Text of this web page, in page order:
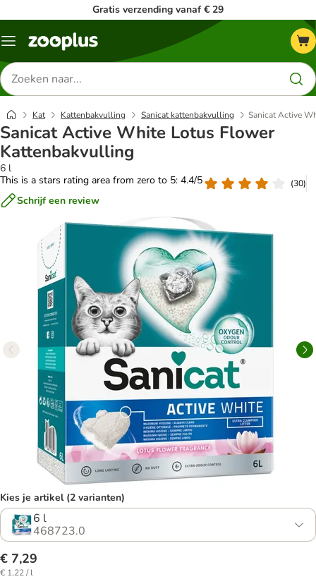
Gratis verzending vanaf € 29
Menu
Zoeken
naar
producten
Kat Kattenbakvulling Sanicat kattenbakvulling Sanicat Active
Sanicat Active White Lotus Flower
Kattenbakvulling
6 l
This is a stars rating area from zero to 5: 4.4/5
(30)
Schrijf een review
Kies je artikel (2 varianten)
6 l
468723.0
€ 7,29
€ 1,22 / l